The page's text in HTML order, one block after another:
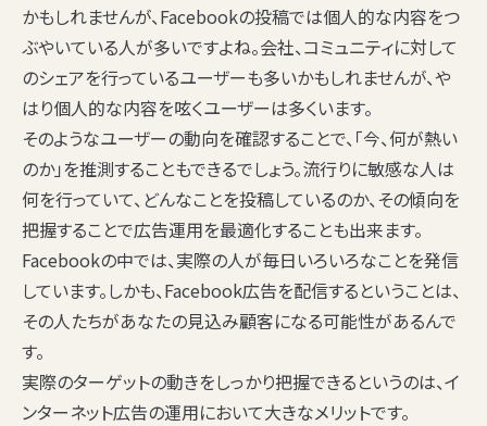
かもしれませんが、Facebookの投稿では個人的な内容をつ
ぶやいている人が多いですよね。会社、コミュニティに対して
のシェアを行っているユーザーも多いかもしれませんが、や
はり個人的な内容を呟くユーザーは多くいます。
そのようなユーザーの動向を確認することで、「今、何が熱い
のか」を推測することもできるでしょう。流行りに敏感な人は
何を行っていて、どんなことを投稿しているのか、その傾向を
把握することで広告運用を最適化することも出来ます。
Facebookの中では、実際の人が毎日いろいろなことを発信
しています。しかも、Facebook広告を配信するということは、
その人たちがあなたの見込み顧客になる可能性があるんで
す。
実際のターゲットの動きをしっかり把握できるというのは、イ
ンターネット広告の運用において大きなメリットです。